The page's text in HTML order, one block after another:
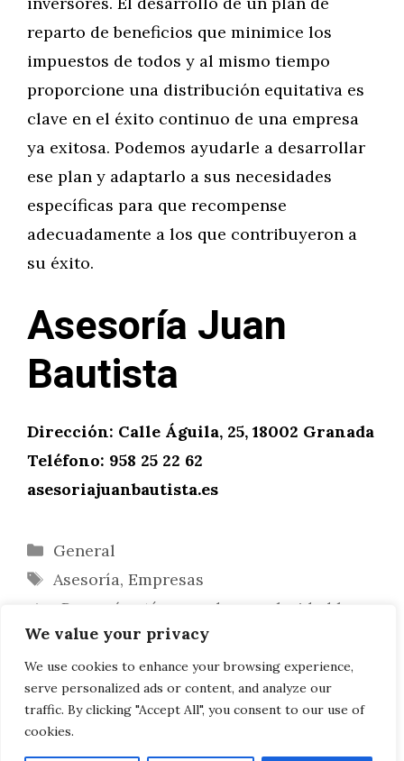
We value your privacy
We use cookies to enhance your browsing experience,
serve personalized ads or content, and analyze our
traffic. By clicking "Accept All", you consent to our use of
cookies.
reparto de beneficios que minimice los
impuestos de todos y al mismo tiempo
proporcione una distribución equitativa es
clave en el éxito continuo de una empresa
ya exitosa. Podemos ayudarle a desarrollar
ese plan y adaptarlo a sus necesidades
específicas para que recompense
adecuadamente a los que contribuyeron a
su éxito.
Asesoría Juan
Bautista
Dirección: Calle Águila, 25, 18002 Granada
Teléfono: 958 25 22 62
asesoriajuanbautista.es
Categorías
General
Etiquetas
Asesoría, Empresas
¿Por qué está ganando popularidad la
ingeniería de datos?
¿Cuál es la diferencia entre un servicio
fúnebre y un servicio conmemorativo?